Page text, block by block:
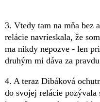
3. Vtedy tam na mňa bez
relácie navrieskala, že
ma nikdy nepozve - len
druhým mi dáva za
4. A teraz Dibáková
do svojej relácie